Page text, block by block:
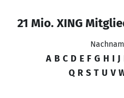
21 Mio. XING
A B C D E F G H I J
Q R S T U V